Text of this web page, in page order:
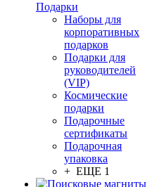
Подарки
Наборы для
корпоративных
подарков
Подарки для
руководителей
(VIP)
Космические
подарки
Подарочные
сертификаты
Подарочная
упаковка
+ ЕЩЕ 1